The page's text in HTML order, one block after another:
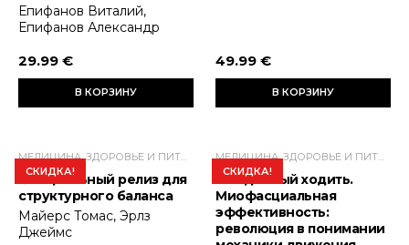
Епифанов Виталий,
Епифанов Александр
29.99 €
В КОРЗИНУ
49.99 €
В КОРЗИНУ
СКИДКА!
МЕДИЦИНА, ЗДОРОВЬЕ И ПИТАНИЕ
Фасциальный релиз для
структурного баланса
Майерс Томас, Эрлз
Джеймс
СКИДКА!
МЕДИЦИНА, ЗДОРОВЬЕ И ПИТАНИЕ
Рожденный ходить.
Миофасциальная
эффективность:
революция в понимании